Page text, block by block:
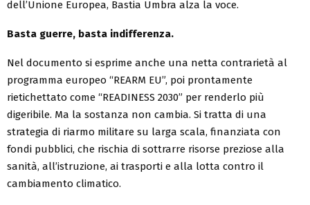
dell’Unione Europea, Bastia Umbra alza la voce.
Basta guerre, basta indifferenza.
Nel documento si esprime anche una netta contrarietà al
programma europeo “REARM EU”, poi prontamente
rietichettato come “READINESS 2030” per renderlo più
digeribile. Ma la sostanza non cambia. Si tratta di una
strategia di riarmo militare su larga scala, finanziata con
fondi pubblici, che rischia di sottrarre risorse preziose alla
sanità, all’istruzione, ai trasporti e alla lotta contro il
cambiamento climatico.